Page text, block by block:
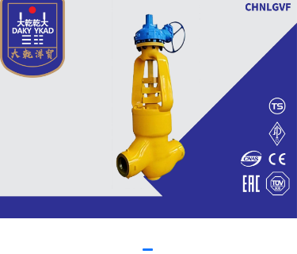
Valve News
Contact Us